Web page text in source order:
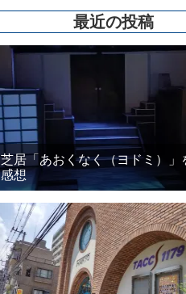
最近の投稿
芝居「あおくなく（ヨドミ）」
感想